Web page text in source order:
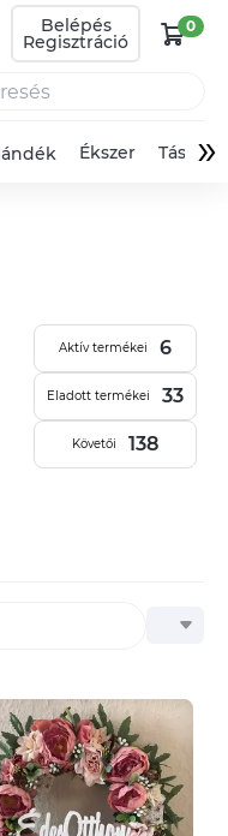
Belépés
Regisztráció
0
Ékszer Táska»
Aktív termékei 6
Eladott termékei 33
Követői 138